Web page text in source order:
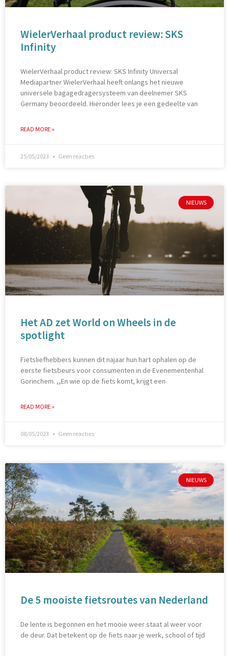
WielerVerhaal product review: SKS
Infinity
WielerVerhaal product review: SKS Infinity Universal
Mediapartner WielerVerhaal heeft onlangs het nieuwe
universele bagagedragersysteem van deelnemer SKS
Germany beoordeeld. Hieronder lees je een gedeelte van
READ MORE »
25/05/2023 Geen reacties
NIEUWS
Het AD zet World on Wheels in de
spotlight
Fietsliefhebbers kunnen dit najaar hun hart ophalen op de
eerste fietsbeurs voor consumenten in de Evenementenhal
Gorinchem. ,,En wie op de fiets komt, krijgt een
READ MORE »
08/05/2023 Geen reacties
NIEUWS
De 5 mooiste fietsroutes van Nederland
De lente is begonnen en het mooie weer staat al weer voor
de deur. Dat betekent op de fiets naar je werk, school of tijd